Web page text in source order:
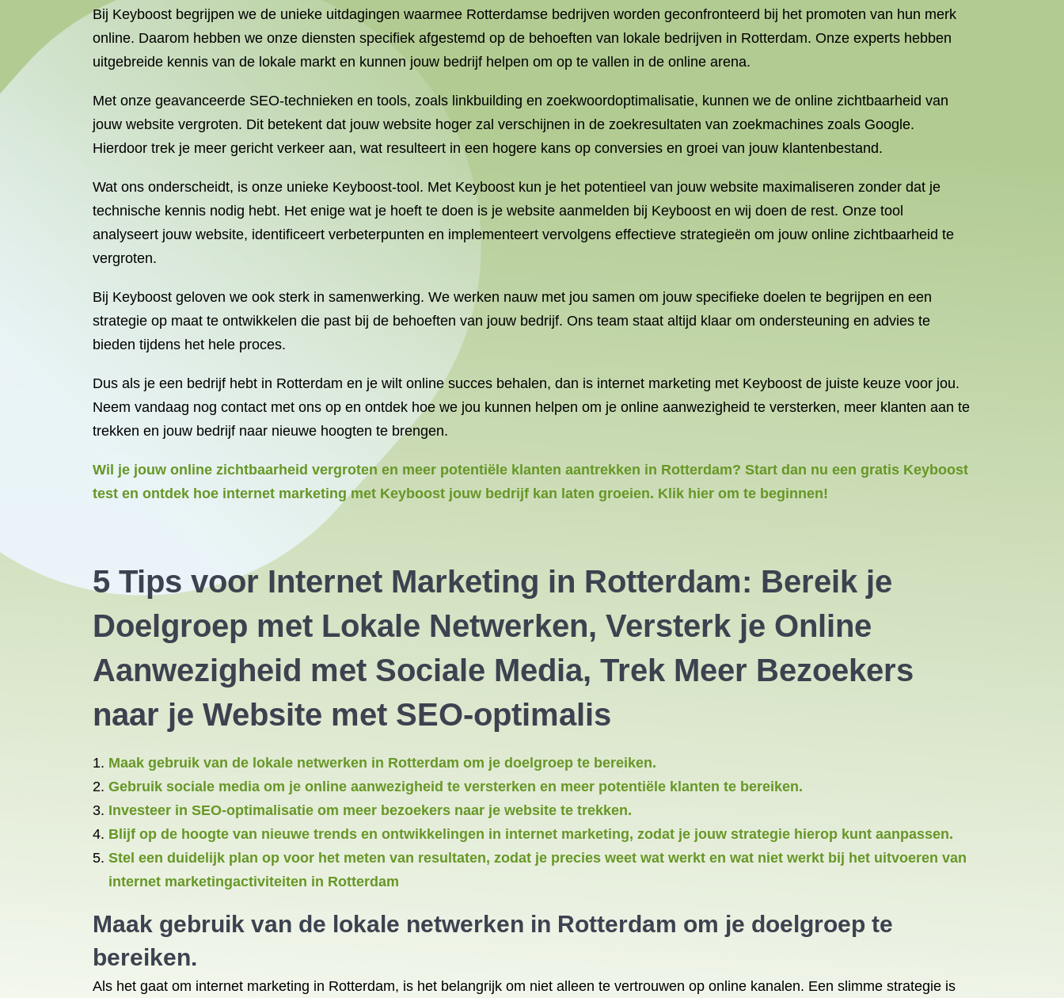
Bij Keyboost begrijpen we de unieke uitdagingen waarmee Rotterdamse bedrijven worden geconfronteerd bij het promoten van hun merk
online. Daarom hebben we onze diensten specifiek afgestemd op de behoeften van lokale bedrijven in Rotterdam. Onze experts hebben
uitgebreide kennis van de lokale markt en kunnen jouw bedrijf helpen om op te vallen in de online arena.
Met onze geavanceerde SEO-technieken en tools, zoals linkbuilding en zoekwoordoptimalisatie, kunnen we de online zichtbaarheid van
jouw website vergroten. Dit betekent dat jouw website hoger zal verschijnen in de zoekresultaten van zoekmachines zoals Google.
Hierdoor trek je meer gericht verkeer aan, wat resulteert in een hogere kans op conversies en groei van jouw klantenbestand.
Wat ons onderscheidt, is onze unieke Keyboost-tool. Met Keyboost kun je het potentieel van jouw website maximaliseren zonder dat je
technische kennis nodig hebt. Het enige wat je hoeft te doen is je website aanmelden bij Keyboost en wij doen de rest. Onze tool
analyseert jouw website, identificeert verbeterpunten en implementeert vervolgens effectieve strategieën om jouw online zichtbaarheid te
vergroten.
Bij Keyboost geloven we ook sterk in samenwerking. We werken nauw met jou samen om jouw specifieke doelen te begrijpen en een
strategie op maat te ontwikkelen die past bij de behoeften van jouw bedrijf. Ons team staat altijd klaar om ondersteuning en advies te
bieden tijdens het hele proces.
Dus als je een bedrijf hebt in Rotterdam en je wilt online succes behalen, dan is internet marketing met Keyboost de juiste keuze voor jou.
Neem vandaag nog contact met ons op en ontdek hoe we jou kunnen helpen om je online aanwezigheid te versterken, meer klanten aan te
trekken en jouw bedrijf naar nieuwe hoogten te brengen.
Wil je jouw online zichtbaarheid vergroten en meer potentiële klanten aantrekken in Rotterdam? Start dan nu een gratis Keyboost
test en ontdek hoe internet marketing met Keyboost jouw bedrijf kan laten groeien. Klik hier om te beginnen!
5 Tips voor Internet Marketing in Rotterdam: Bereik je
Doelgroep met Lokale Netwerken, Versterk je Online
Aanwezigheid met Sociale Media, Trek Meer Bezoekers
naar je Website met SEO-optimalis
Maak gebruik van de lokale netwerken in Rotterdam om je doelgroep te bereiken.
Gebruik sociale media om je online aanwezigheid te versterken en meer potentiële klanten te bereiken.
Investeer in SEO-optimalisatie om meer bezoekers naar je website te trekken.
Blijf op de hoogte van nieuwe trends en ontwikkelingen in internet marketing, zodat je jouw strategie hierop kunt aanpassen.
Stel een duidelijk plan op voor het meten van resultaten, zodat je precies weet wat werkt en wat niet werkt bij het uitvoeren van
internet marketingactiviteiten in Rotterdam
Maak gebruik van de lokale netwerken in Rotterdam om je doelgroep te
bereiken.
Als het gaat om internet marketing in Rotterdam, is het belangrijk om niet alleen te vertrouwen op online kanalen. Een slimme strategie is